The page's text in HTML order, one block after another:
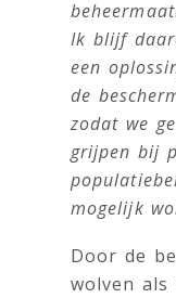
Ik blijf
een
de
zodat we
grijpen bij
mogelijk
Door de
wolven